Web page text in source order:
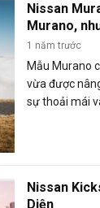
Nissan
Murano,
1 năm trước
Mẫu Murano
vừa được
sự thoải mái
Nissan
Diện